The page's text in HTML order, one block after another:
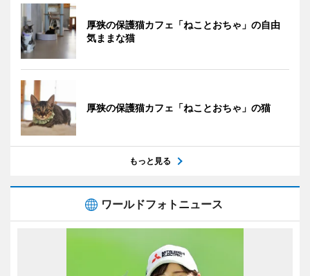
厚狭の保護猫カフェ「ねことおちゃ」の自由
気ままな猫
厚狭の保護猫カフェ「ねことおちゃ」の猫
もっと見る
ワールドフォトニュース